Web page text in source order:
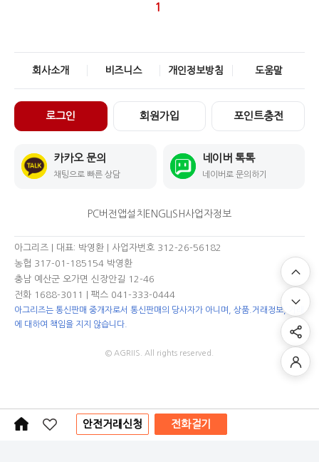
1
안전거래신청 전화걸기
회사소개 비즈니스 개인정보방침 도움말
로그인 회원가입 포인트충전
카카오 문의
채팅으로 빠른 상담
네이버 톡톡
네이버로 문의하기
PC버전 앱설치 ENGLISH사업자정보
아그리즈 | 대표: 박영환 | 사업자번호 312-26-56182
농협 317-01-185154 박영환
충남 예산군 오가면 신장안길 12-46
전화 1688-3011
| 팩스 041-333-0444
아그리즈는 통신판매 중개자로서 통신판매의 당사자가 아니며, 상품.거래정보, 거래
에 대하여 책임을 지지 않습니다.
© AGRIIS. All rights reserved.